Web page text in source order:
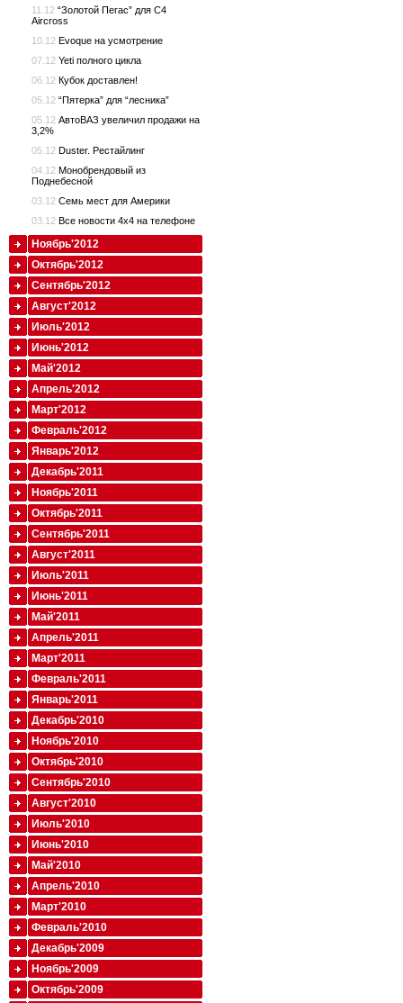
11.12 “Золотой Пегас” для C4
Aircross
10.12 Evoque на усмотрение
07.12 Yeti полного цикла
06.12 Кубок доставлен!
05.12 “Пятерка” для “лесника”
05.12 АвтоВАЗ увеличил продажи на
3,2%
05.12 Duster. Рестайлинг
04.12 Монобрендовый из
Поднебесной
03.12 Семь мест для Америки
03.12 Все новости 4х4 на телефоне
Ноябрь'2012
Октябрь'2012
Сентябрь'2012
Август'2012
Июль'2012
Июнь'2012
Май'2012
Апрель'2012
Март'2012
Февраль'2012
Январь'2012
Декабрь'2011
Ноябрь'2011
Октябрь'2011
Сентябрь'2011
Август'2011
Июль'2011
Июнь'2011
Май'2011
Апрель'2011
Март'2011
Февраль'2011
Январь'2011
Декабрь'2010
Ноябрь'2010
Октябрь'2010
Сентябрь'2010
Август'2010
Июль'2010
Июнь'2010
Май'2010
Апрель'2010
Март'2010
Февраль'2010
Декабрь'2009
Ноябрь'2009
Октябрь'2009